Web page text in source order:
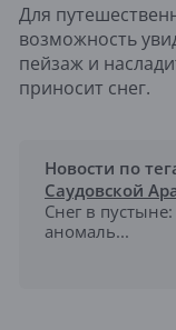
Для
возможность
пейзаж и
приносит снег.
Новости по
Саудовской
Снег в
аномаль...